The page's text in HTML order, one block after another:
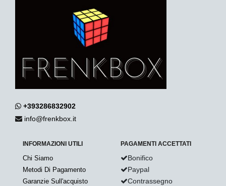
+393286832902
info@frenkbox.it
INFORMAZIONI UTILI
Chi Siamo
Metodi Di Pagamento
Garanzie Sull'acquisto
PAGAMENTI ACCETTATI
Bonifico
Paypal
Contrassegno